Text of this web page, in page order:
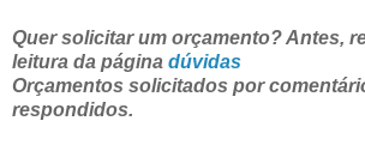
Quer solicitar um orçamento? Antes,
leitura da página dúvidas
Orçamentos solicitados por
respondidos.